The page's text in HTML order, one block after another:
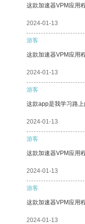
这款加速器VPM应用
2024-01-13
游客
这款加速器VPM应用
2024-01-13
游客
这款app是我学习路
2024-01-13
游客
这款加速器VPM应用
2024-01-13
游客
这款加速器VPM应用
2024-01-13